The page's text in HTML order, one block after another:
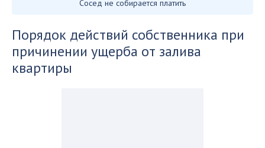
Сосед не собирается платить
Порядок действий собственника при
причинении ущерба от залива
квартиры